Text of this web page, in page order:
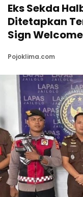
Eks Sekda
Ditetapkan
Sign
Pojoklima.com